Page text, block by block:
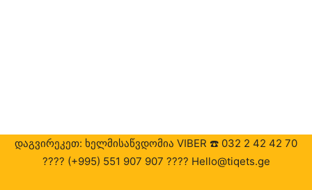
დაგვირეკეთ: ხელმისაწვდომია VIBER ☎️ 032 2 42 42 70
???? (+995) 551 907 907 ???? Hello@tiqets.ge